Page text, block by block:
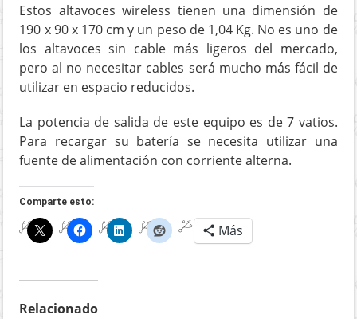
Estos altavoces wireless tienen una dimensión de
190 x 90 x 170 cm y un peso de 1,04 Kg. No es uno de
los altavoces sin cable más ligeros del mercado,
pero al no necesitar cables será mucho más fácil de
utilizar en espacio reducidos.
La potencia de salida de este equipo es de 7 vatios.
Para recargar su batería se necesita utilizar una
fuente de alimentación con corriente alterna.
Comparte esto:
Más
Relacionado